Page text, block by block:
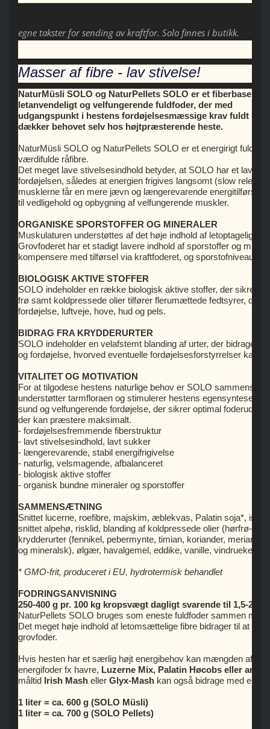
egne takster for sending av kraftfor. Solo finnes i butikk.
Masser af fibre - lav stivelse!
NaturMüsli SOLO og NaturPellets SOLO er et fiberbaseret,
letanvendeligt og velfungerende fuldfoder, der med
udgangspunkt i hestens fordøjelsesmæssige krav fuldt ud
dækker behovet selv hos højtpræsterende heste.
NaturMüsli SOLO og NaturPellets SOLO er et energirigt
værdifulde råfibre.
Det meget lave stivelsesindhold betyder, at SOLO har et lavt
fordøjelsen, således at energien frigives langsomt (slow
musklerne får en mere jævn og længerevarende energitilførsel.
til vedligehold og opbygning af velfungerende muskler.
ORGANISKE SPORSTOFFER OG MINERALER
Muskulaturen understøttes af det høje indhold af letoptagelige,
Grovfoderet har et stadigt lavere indhold af sporstoffer og
kompensere med tilførsel via kraftfoderet, og sporstofniveauet i
BIOLOGISK AKTIVE STOFFER
SOLO indeholder en række biologisk aktive stoffer, der sikrer
frø samt koldpressede olier tilfører flerumættede fedtsyrer, der
fordøjelse, luftveje, hove, hud og pels.
BIDRAG FRA KRYDDERURTER
SOLO indeholder en velafstemt blanding af urter, der bidrager
og fordøjelse, hvorved eventuelle fordøjelsesforstyrrelser kan
VITALITET OG MOTIVATION
For at tilgodese hestens naturlige behov er SOLO sammensat
understøtter tarmfloraen og stimulerer hestens egensyntese af
sund og velfungerende fordøjelse, der sikrer optimal
der kan præstere maksimalt.
- fordøjelsesfremmende fiberstruktur
- lavt stivelsesindhold, lavt sukker
- længerevarende, stabil energifrigivelse
- naturlig, velsmagende, afbalanceret
- biologisk aktive stoffer
- organisk bundne mineraler og sporstoffer
SAMMENSÆTNING
Snittet lucerne, roefibre, majskim, æblekvas, Palatin soja*,
snittet alpehø, risklid, blanding af koldpressede olier (hørfrø-/
krydderurter (fennikel, pebermynte, timian, koriander, merian),
og mineralsk), ølgær, havalgemel, eddike, vanille,
* GMO-frit, produceret i EU, hydrotermisk behandlet
FODRINGSANVISNING
250-400 g pr. 100 kg kropsvægt dagligt svarende til 1,5-2 kg
NaturPellets SOLO bruges som eneste fuldfoder sammen
Det meget høje indhold af letomsættelige fibre bidrager til at
grovfoder.
Hvis hesten har et særlig højt energibehov kan mængden af
energifoder fx havre, Luzerne Mix, Palatin Høcobs eller
måltid Irish Mash eller Glyx-Mashkan også bidrage med
1 liter = ca. 600 g (SOLO Müsli)
1 liter = ca. 700 g (SOLO Pellets)